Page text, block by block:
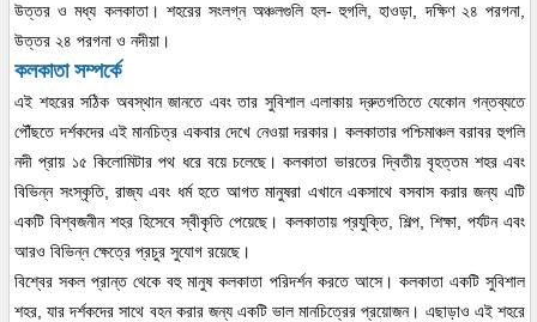
উত্তর ও মধ্য কলকাতা। শহরের সংলগ্ন অঞ্চলগুলি হল- হুগলি, হাওড়া, দক্ষিণ ২৪ পরগনা,
উত্তর ২৪ পরগনা ও নদীয়া।
কলকাতা সম্পর্কে
এই শহরের সঠিক অবস্থান জানতে এবং তার সুবিশাল এলাকায় দ্রুতগতিতে যেকোন গন্তব্যতে
পৌঁছতে দর্শকদের এই মানচিত্র একবার দেখে নেওয়া দরকার। কলকাতার পশ্চিমাঞ্চল বরাবর হুগলি
নদী প্রায় ১৫ কিলোমিটার পথ ধরে বয়ে চলেছে। কলকাতা ভারতের দ্বিতীয় বৃহত্তম শহর এবং
বিভিন্ন সংস্কৃতি, রাজ্য এবং ধর্ম হতে আগত মানুষরা এখানে একসাথে বসবাস করার জন্য এটি
একটি বিশ্বজনীন শহর হিসেবে স্বীকৃতি পেয়েছে। কলকাতায় প্রযুক্তি, শিল্প, শিক্ষা, পর্যটন এবং
আরও বিভিন্ন ক্ষেত্রে প্রচুর সুযোগ রয়েছে।
বিশ্বের সকল প্রান্ত থেকে বহু মানুষ কলকাতা পরিদর্শন করতে আসে। কলকাতা একটি সুবিশাল
শহর, যার দর্শকদের সাথে বহন করার জন্য একটি ভাল মানচিত্রের প্রয়োজন। এছাড়াও এই শহরে